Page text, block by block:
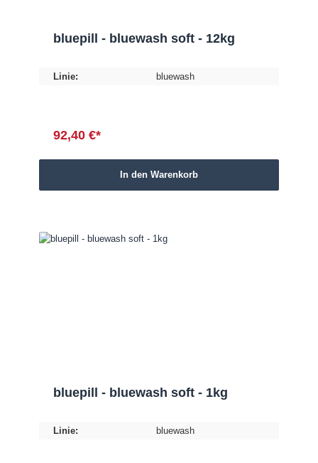
bluepill - bluewash soft - 12kg
Linie: bluewash
92,40 €*
In den Warenkorb
bluepill - bluewash soft - 1kg
Linie: bluewash